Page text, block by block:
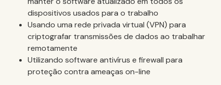
dispositivos usados para o trabalho
Usando uma rede privada virtual (VPN) para
criptografar transmissões de dados ao trabalhar
remotamente
Utilizando software antivírus e firewall para
proteção contra ameaças on-line